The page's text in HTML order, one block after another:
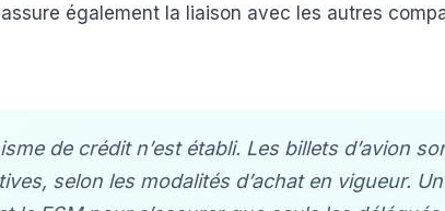
également la liaison avec les autres
de crédit n’est établi. Les billets d’avion
selon les modalités d’achat en vigueur.